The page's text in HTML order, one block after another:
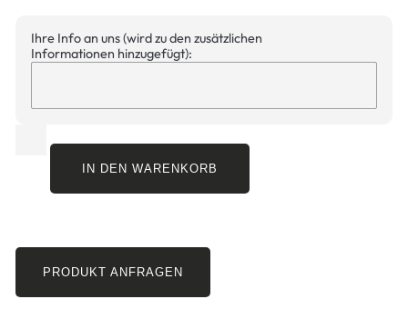
Ihre Info an uns (wird zu den zusätzlichen
Informationen hinzugefügt):
IN DEN WARENKORB
PRODUKT ANFRAGEN